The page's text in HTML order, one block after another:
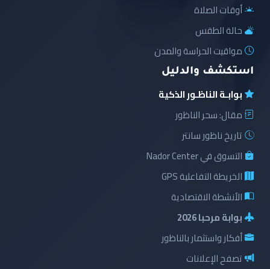
أوقات الصلاة
حالة الطقس
مواقيت الحراسة والمدن
استكشف والدليل
بوابـة الناظـور الذكية
مقال: سحر الناظور
تاريخ ناظور سانتر
التسوق في Nador Center
الخريطة التفاعلية GPS
الأنشطة الاقتصادية
بوابة مرحبا 2026
أفكار واستثمار بالناظور
تصفح الإعلانات